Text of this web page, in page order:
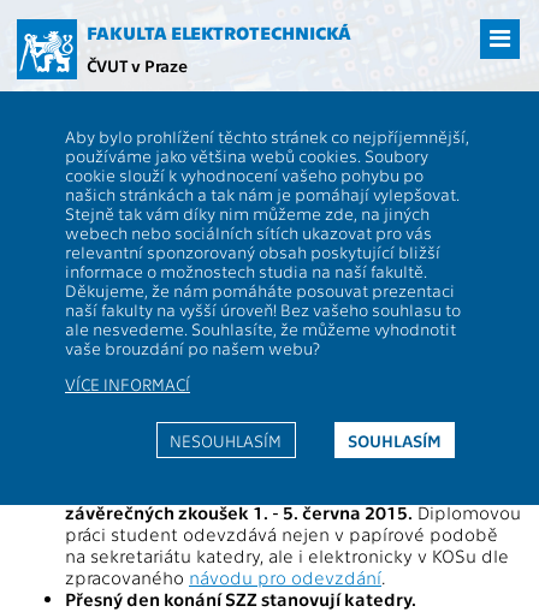
hlavní
obsah
FAKULTA ELEKTROTECHNICKÁ
ČVUT v Praze
Aby bylo prohlížení těchto stránek co nejpříjemnější,
používáme jako většina webů cookies. Soubory
cookie slouží k vyhodnocení vašeho pohybu po
našich stránkách a tak nám je pomáhají vylepšovat.
Stejně tak vám díky nim můžeme zde, na jiných
webech nebo sociálních sítích ukazovat pro vás
relevantní sponzorovaný obsah poskytující bližší
informace o možnostech studia na naší fakultě.
Děkujeme, že nám pomáháte posouvat prezentaci
naší fakulty na vyšší úroveň! Bez vašeho souhlasu to
ale nesvedeme. Souhlasíte, že můžeme vyhodnotit
vaše brouzdání po našem webu?
VÍCE INFORMACÍ
SOUHLASÍM
NESOUHLASÍM
k magisterské státní závěrečné zkoušce v letním termínu akad. r.
Informace pro studenty, kteří se
budou hlásit k magisterské státní
závěrečné zkoušce v letním
termínu akad. r. 2014/2015
Termín pro odevzdání diplomové práce ipro
závěrečných zkoušek 1. - 5. června 2015.Diplomovou
práci student odevzdává nejen v papírové podobě
na sekretariátu katedry, ale i elektronicky v KOSu dle
zpracovaného návodu pro odevzdání.
Přesný den konání SZZ stanovují katedry.